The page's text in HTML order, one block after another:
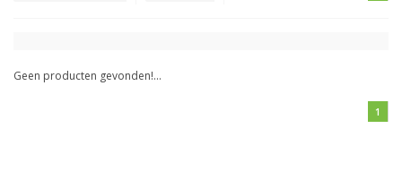
Geen producten gevonden!...
1